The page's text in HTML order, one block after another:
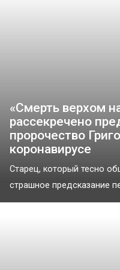
«Смерть верхом
рассекречено
пророчество
коронавирусе
Старец, который тесно
страшное предсказание